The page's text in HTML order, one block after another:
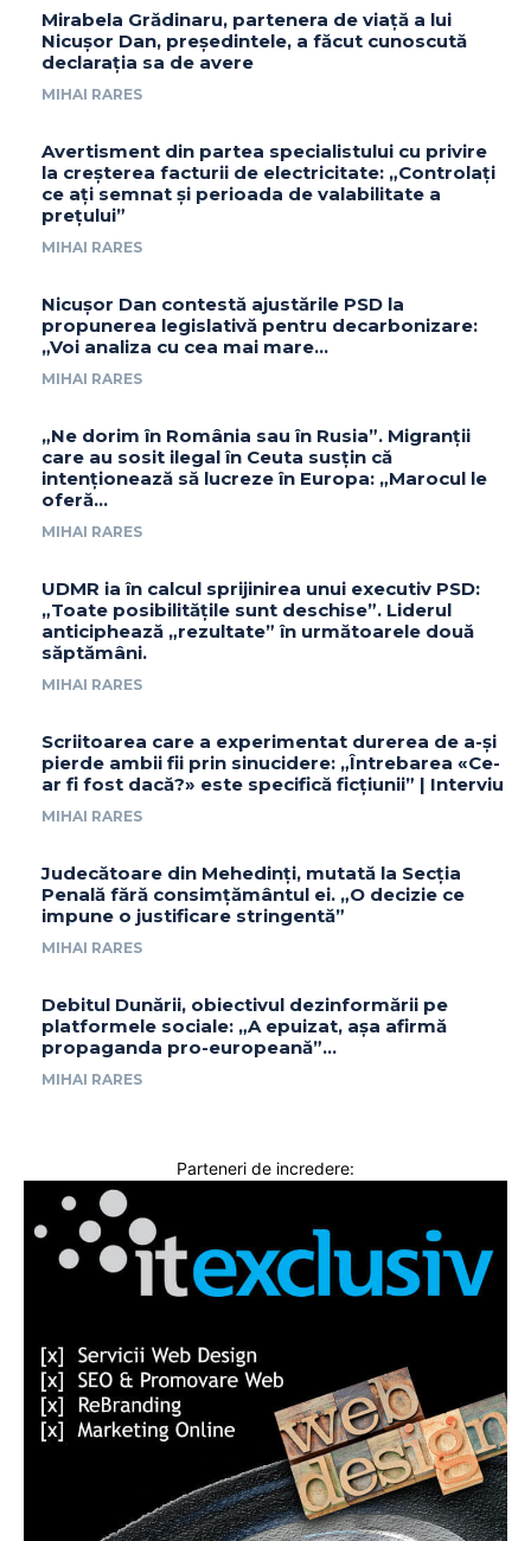
Mirabela Grădinaru, partenera de viață a lui
Nicușor Dan, președintele, a făcut cunoscută
declarația sa de avere
MIHAI RARES
Avertisment din partea specialistului cu privire
la creșterea facturii de electricitate: „Controlați
ce ați semnat și perioada de valabilitate a
prețului”
MIHAI RARES
Nicușor Dan contestă ajustările PSD la
propunerea legislativă pentru decarbonizare:
„Voi analiza cu cea mai mare…
MIHAI RARES
„Ne dorim în România sau în Rusia”. Migranții
care au sosit ilegal în Ceuta susțin că
intenționează să lucreze în Europa: „Marocul le
oferă...
MIHAI RARES
UDMR ia în calcul sprijinirea unui executiv PSD:
„Toate posibilitățile sunt deschise”. Liderul
anticiphează „rezultate” în următoarele două
săptămâni.
MIHAI RARES
Scriitoarea care a experimentat durerea de a-și
pierde ambii fii prin sinucidere: „Întrebarea «Ce-
ar fi fost dacă?» este specifică ficțiunii” | Interviu
MIHAI RARES
Judecătoare din Mehedinți, mutată la Secția
Penală fără consimțământul ei. „O decizie ce
impune o justificare stringentă”
MIHAI RARES
Debitul Dunării, obiectivul dezinformării pe
platformele sociale: „A epuizat, așa afirmă
propaganda pro-europeană”…
MIHAI RARES
Parteneri de incredere: